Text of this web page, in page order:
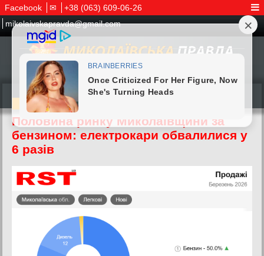
Facebook ✉
+38 (063) 609-06-26
mikolaivskapravda@gmail.com
14.04.2026
Половина ринку Миколаївщини за
бензином: електрокари обвалилися у
6 разів